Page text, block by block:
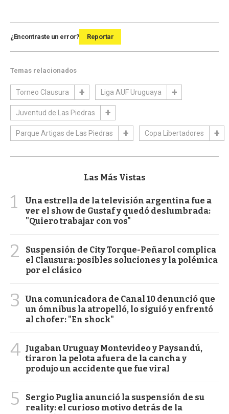
¿Encontraste un error? Reportar
Temas relacionados
Torneo Clausura Liga AUF Uruguaya
Juventud de Las Piedras
Parque Artigas de Las Piedras Copa Libertadores
Las Más Vistas
1
Una estrella de la televisión argentina fue a
ver el show de Gustaf y quedó deslumbrada:
"Quiero trabajar con vos"
2
Suspensión de City Torque-Peñarol complica
el Clausura: posibles soluciones y la polémica
por el clásico
3
Una comunicadora de Canal 10 denunció que
un ómnibus la atropelló, lo siguió y enfrentó
al chofer: "En shock"
4 Jugaban Uruguay Montevideo y Paysandú,
tiraron la pelota afuera de la cancha y
produjo un accidente que fue viral
5
Sergio Puglia anunció la suspensión de su
reality: el curioso motivo detrás de la